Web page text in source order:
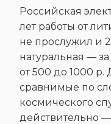
Российская
лет работы от
не прослужил и
натуральная —
от 500 до 1000 р.
сравнимые по
космического
действительно